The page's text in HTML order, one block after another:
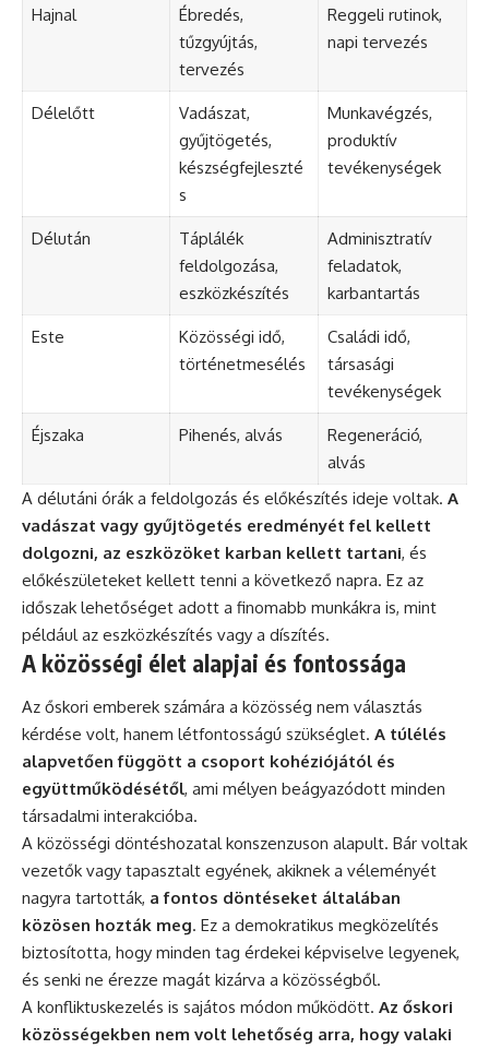
Hajnal
Ébredés,
tűzgyújtás,
tervezés
Reggeli rutinok,
napi tervezés
Délelőtt
Vadászat,
gyűjtögetés,
készségfejleszté
s
Munkavégzés,
produktív
tevékenységek
Délután
Táplálék
feldolgozása,
eszközkészítés
Adminisztratív
feladatok,
karbantartás
Este
Közösségi idő,
történetmesélés
Családi idő,
társasági
tevékenységek
Éjszaka Pihenés, alvás
Regeneráció,
alvás
A délutáni órák a feldolgozás és előkészítés ideje voltak. A
vadászat vagy gyűjtögetés eredményét fel kellett
dolgozni, az eszközöket karban kellett tartani, és
előkészületeket kellett tenni a következő napra. Ez az
időszak lehetőséget adott a finomabb munkákra is, mint
például az eszközkészítés vagy a díszítés.
A közösségi élet alapjai és fontossága
Az őskori emberek számára a közösség nem választás
kérdése volt, hanem létfontosságú szükséglet. A túlélés
alapvetően függött a csoport kohéziójától és
együttműködésétől, ami mélyen beágyazódott minden
társadalmi interakcióba.
A közösségi döntéshozatal konszenzuson alapult. Bár voltak
vezetők vagy tapasztalt egyének, akiknek a véleményét
nagyra tartották, a fontos döntéseket általában
közösen hozták meg. Ez a demokratikus megközelítés
biztosította, hogy minden tag érdekei képviselve legyenek,
és senki ne érezze magát kizárva a közösségből.
A konfliktuskezelés is sajátos módon működött. Az őskori
közösségekben nem volt lehetőség arra, hogy valaki